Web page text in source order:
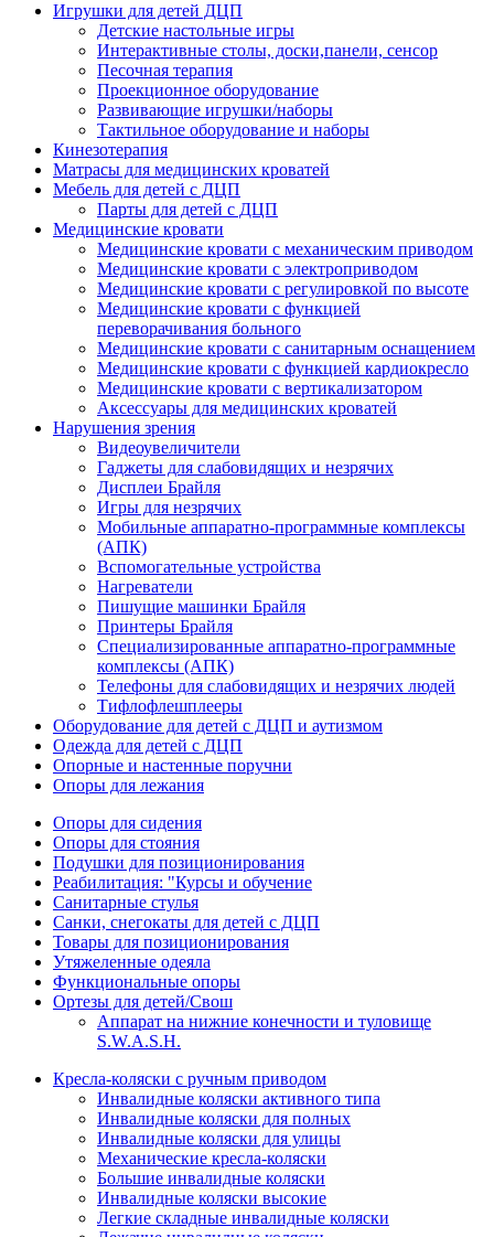
Игрушки для детей ДЦП
Детские настольные игры
Интерактивные столы, доски,панели, сенсор
Песочная терапия
Проекционное оборудование
Развивающие игрушки/наборы
Тактильное оборудование и наборы
Кинезотерапия
Матрасы для медицинских кроватей
Мебель для детей с ДЦП
Парты для детей с ДЦП
Медицинские кровати
Медицинские кровати с механическим приводом
Медицинские кровати с электроприводом
Медицинские кровати с регулировкой по высоте
Медицинские кровати с функцией
переворачивания больного
Медицинские кровати с санитарным оснащением
Медицинские кровати с функцией кардиокресло
Медицинские кровати с вертикализатором
Аксессуары для медицинских кроватей
Нарушения зрения
Видеоувеличители
Гаджеты для слабовидящих и незрячих
Дисплеи Брайля
Игры для незрячих
Мобильные аппаратно-программные комплексы
(АПК)
Вспомогательные устройства
Нагреватели
Пишущие машинки Брайля
Принтеры Брайля
Специализированные аппаратно-программные
комплексы (АПК)
Телефоны для слабовидящих и незрячих людей
Тифлофлешплееры
Оборудование для детей с ДЦП и аутизмом
Одежда для детей с ДЦП
Опорные и настенные поручни
Опоры для лежания
Опоры для сидения
Опоры для стояния
Подушки для позиционирования
Реабилитация: "Курсы и обучение
Санитарные стулья
Санки, снегокаты для детей с ДЦП
Товары для позиционирования
Утяжеленные одеяла
Функциональные опоры
Ортезы для детей/Свош
Аппарат на нижние конечности и туловище
S.W.A.S.H.
Кресла-коляски с ручным приводом
Инвалидные коляски активного типа
Инвалидные коляски для полных
Инвалидные коляски для улицы
Механические кресла-коляски
Большие инвалидные коляски
Инвалидные коляски высокие
Легкие складные инвалидные коляски